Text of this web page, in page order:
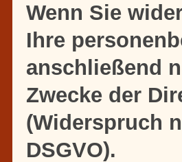
Wenn Sie
Ihre
anschließend
Zwecke der
(Widerspruch
DSGVO).